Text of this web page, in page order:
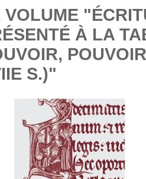
VOLUME
À LA
S.)"